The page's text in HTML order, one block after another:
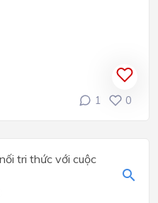
1 0
tri thức với cuộc